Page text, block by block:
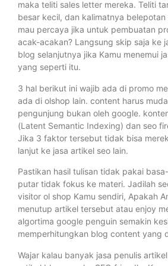
maka teliti sales letter mereka. Teliti
besar kecil, dan kalimatnya belepotan
mau percaya jika untuk pembuatan
acak-acakan? Langsung skip saja ke
blog selanjutnya jika Kamu menemui
yang seperti itu.
3 hal berikut ini wajib ada di promo
ada di olshop lain. content harus
pengunjung bukan oleh google.
(Latent Semantic Indexing) dan seo
Jika 3 faktor tersebut tidak bisa
lanjut ke jasa artikel seo lain.
Pastikan hasil tulisan tidak pakai
putar tidak fokus ke materi. Jadilah
visitor ol shop Kamu sendiri, Apakah
menutup artikel tersebut atau enjoy
algortima google penguin semakin
memperhitungkan blog content yang
Wajar kalau banyak jasa penulis